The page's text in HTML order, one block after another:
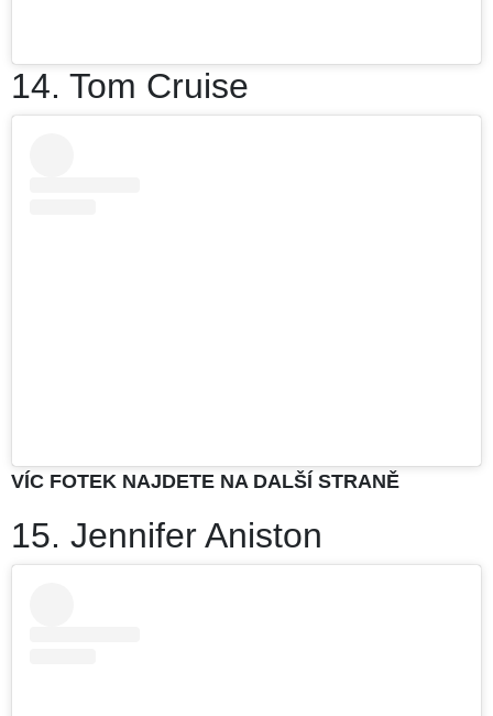
14. Tom Cruise
VÍC FOTEK NAJDETE NA DALŠÍ STRANĚ
15. Jennifer Aniston